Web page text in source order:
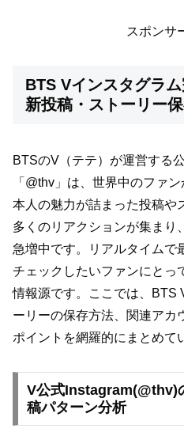
スポンサ
BTS Vインスタグラ
新投稿・ストーリー
BTSのV（テテ）が運営する
「@thv」は、世界中のファ
本人の魅力が詰まった投稿や
多くのリアクションが集まり
急増中です。リアルタイムで
チェックしたいファンにとっ
情報源です。ここでは、BTS
ーリーの保存方法、関連アカ
ポイントを網羅的にまとめて
V公式Instagram(@thv)
稿パターン分析